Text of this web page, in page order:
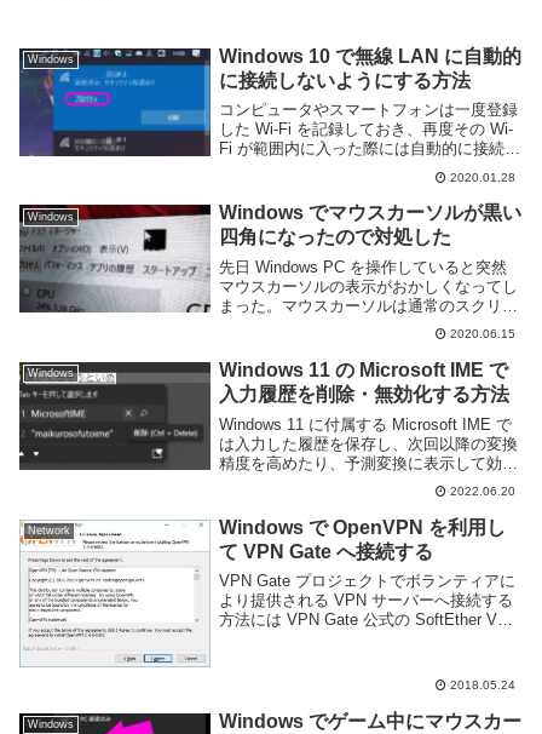
Windows
Windows 10 で無線 LAN に自動的
に接続しないようにする方法
コンピュータやスマートフォンは一度登録
した Wi-Fi を記録しておき、再度その Wi-
Fi が範囲内に入った際には自動的に接続す
る機能が用意されている。しかし、電波が
不安定であったり速度の遅い Wi-Fi にまで
自動的に接続されてしまうと...
2020.01.28
Windows
Windows でマウスカーソルが黒い
四角になったので対処した
先日 Windows PC を操作していると突然
マウスカーソルの表示がおかしくなってし
まった。マウスカーソルは通常のスクリー
ンショットでは撮影できないためカメラで
直撮りしたが、このように本来のマウスカ
ーソルに黒い四角がくっついている。そし
て...
2020.06.15
Windows
Windows 11 の Microsoft IME で
入力履歴を削除・無効化する方法
Windows 11 に付属する Microsoft IME で
は入力した履歴を保存し、次回以降の変換
精度を高めたり、予測変換に表示して効率
よく変換する事が可能となっている。しか
し、間違えて入力したものもそのまま表示
されてしまうため、場合に...
2022.06.20
Network
Windows で OpenVPN を利用し
て VPN Gate へ接続する
VPN Gate プロジェクトでボランティアに
より提供される VPN サーバーへ接続する
方法には VPN Gate 公式の SoftEther VPN
2018.05.24
Windows
Windows でゲーム中にマウスカー